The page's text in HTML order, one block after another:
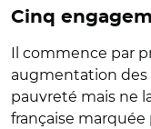
Cinq
Il commence par
augmentation des
pauvreté mais ne
française